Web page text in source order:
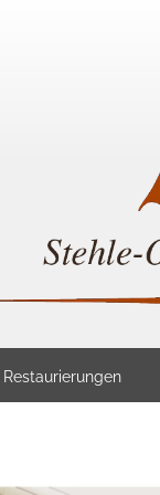
Restaurierungen